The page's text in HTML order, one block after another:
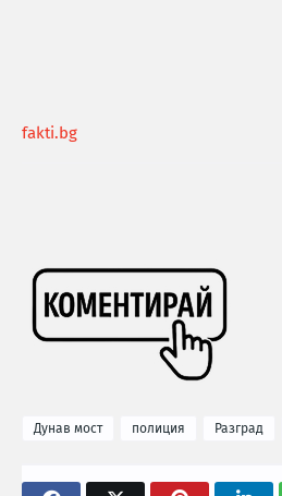
fakti.bg
Дунав мост полиция Разград